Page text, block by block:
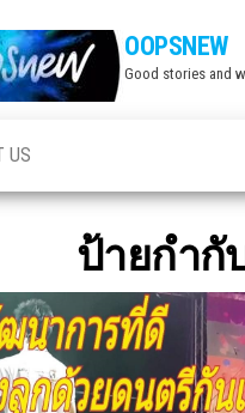
OOPSNEW
Good stories and
US
ป้ายกำกั